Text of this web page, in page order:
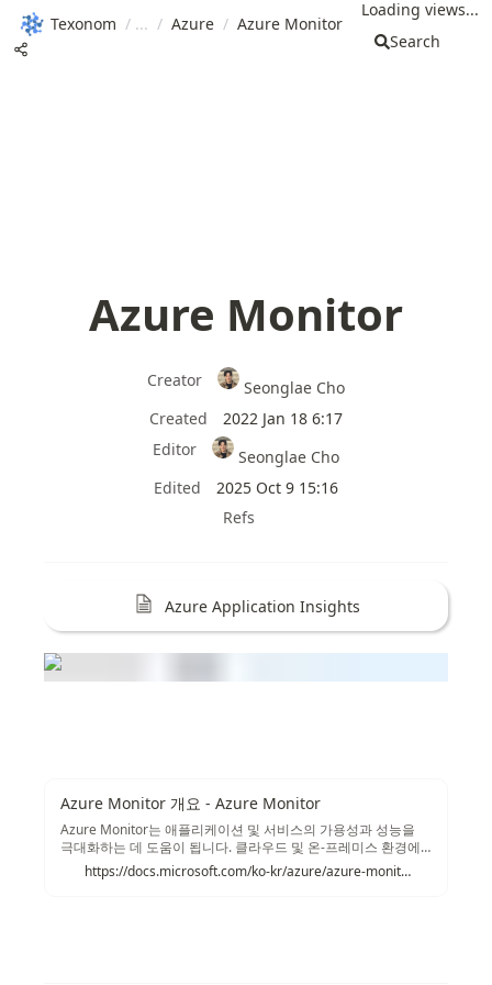
Texonom / / Azure / Azure Monitor
Loading views...
Search
Azure Monitor
Creator
Seonglae Cho
Created
2022 Jan 18 6:17
Editor
Seonglae Cho
Edited
2025 Oct 9 15:16
Refs
Azure Application Insights
Azure Monitor 개요 - Azure Monitor
Azure Monitor는 애플리케이션 및 서비스의 가용성과 성능을
극대화하는 데 도움이 됩니다. 클라우드 및 온-프레미스 환경에
서 원격 분석의 수집, 분석 및 작업에 대한 포괄적인 솔루션을 제
공합니다. 이 정보를 통해 애플리케이션을 수행하는 방법과 애플
https://docs.microsoft.com/ko-kr/azure/azure-monitor/overview